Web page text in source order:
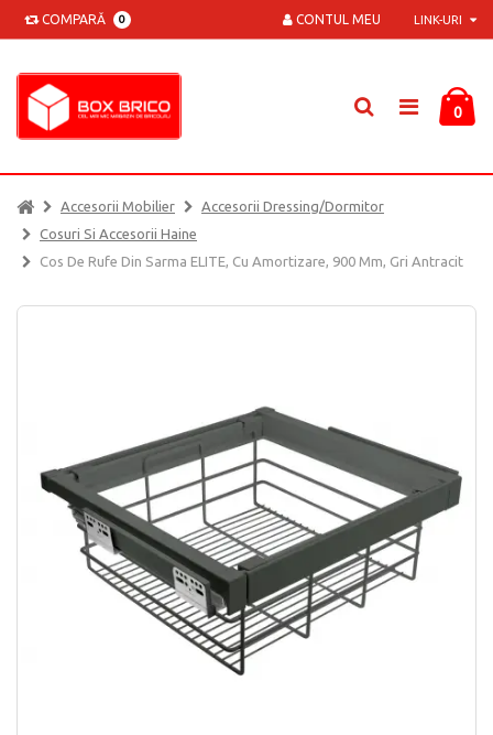
COMPARĂ 0 LINK-URI
CONTUL MEU
0
Accesorii Mobilier
Accesorii Dressing/dormitor
Cosuri Si Accesorii Haine
Cos De Rufe Din Sarma ELITE, Cu Amortizare, 900 Mm, Gri Antracit